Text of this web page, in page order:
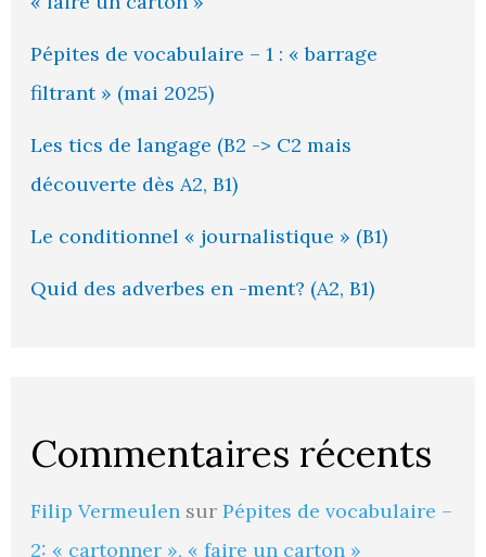
Pépites de vocabulaire – 1 : « barrage
filtrant » (mai 2025)
Les tics de langage (B2 -> C2 mais
découverte dès A2, B1)
Le conditionnel « journalistique » (B1)
Quid des adverbes en -ment? (A2, B1)
Commentaires récents
Filip Vermeulensur Pépites de vocabulaire –
2: « cartonner », « faire un carton »